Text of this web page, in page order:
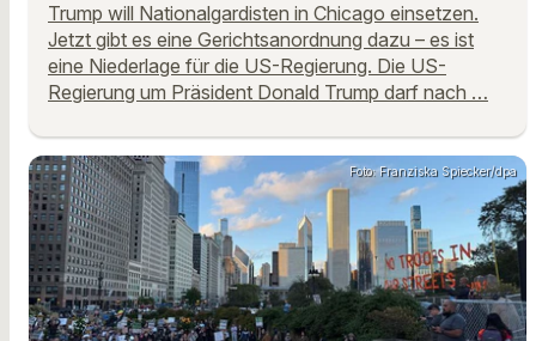
Trump will Nationalgardisten in Chicago einsetzen.
Jetzt gibt es eine Gerichtsanordnung dazu – es ist
eine Niederlage für die US-Regierung. Die US-
Regierung um Präsident Donald Trump darf nach …
Foto: Franziska Spiecker/dpa